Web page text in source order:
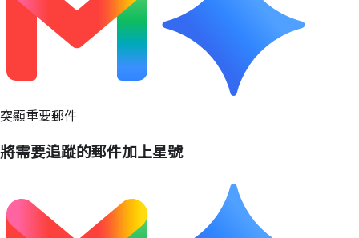
突顯重要郵件
將需要追蹤的郵件加上星號